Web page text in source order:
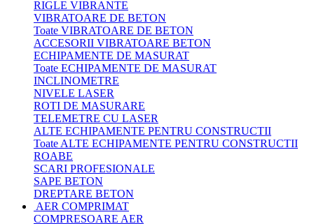
RIGLE VIBRANTE
VIBRATOARE DE BETON
Toate VIBRATOARE DE BETON
ACCESORII VIBRATOARE BETON
ECHIPAMENTE DE MASURAT
Toate ECHIPAMENTE DE MASURAT
INCLINOMETRE
NIVELE LASER
ROTI DE MASURARE
TELEMETRE CU LASER
ALTE ECHIPAMENTE PENTRU CONSTRUCTII
Toate ALTE ECHIPAMENTE PENTRU CONSTRUCTII
ROABE
SCARI PROFESIONALE
SAPE BETON
DREPTARE BETON
AER COMPRIMAT
COMPRESOARE AER